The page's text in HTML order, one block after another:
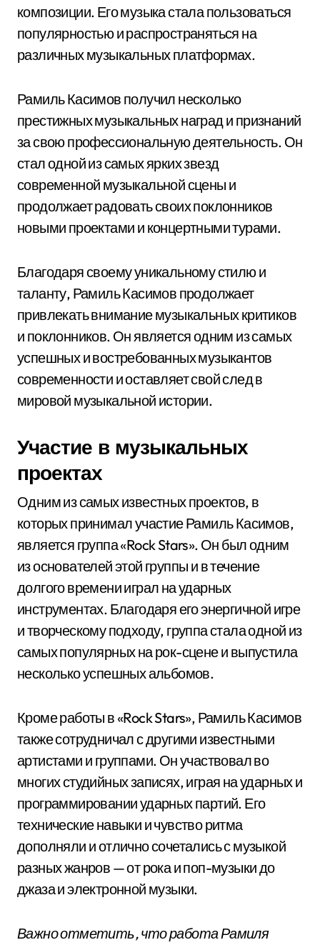
композиции. Его музыка стала пользоваться
популярностью и распространяться на
различных музыкальных платформах.
Рамиль Касимов получил несколько
престижных музыкальных наград и признаний
за свою профессиональную деятельность. Он
стал одной из самых ярких звезд
современной музыкальной сцены и
продолжает радовать своих поклонников
новыми проектами и концертными турами.
Благодаря своему уникальному стилю и
таланту, Рамиль Касимов продолжает
привлекать внимание музыкальных критиков
и поклонников. Он является одним из самых
успешных и востребованных музыкантов
современности и оставляет свой след в
мировой музыкальной истории.
Участие в музыкальных
проектах
Одним из самых известных проектов, в
которых принимал участие Рамиль Касимов,
является группа «Rock Stars». Он был одним
из основателей этой группы и в течение
долгого времени играл на ударных
инструментах. Благодаря его энергичной игре
и творческому подходу, группа стала одной из
самых популярных на рок-сцене и выпустила
несколько успешных альбомов.
Кроме работы в «Rock Stars», Рамиль Касимов
также сотрудничал с другими известными
артистами и группами. Он участвовал во
многих студийных записях, играя на ударных и
программировании ударных партий. Его
технические навыки и чувство ритма
дополняли и отлично сочетались с музыкой
разных жанров — от рока и поп-музыки до
джаза и электронной музыки.
Важно отметить, что работа Рамиля